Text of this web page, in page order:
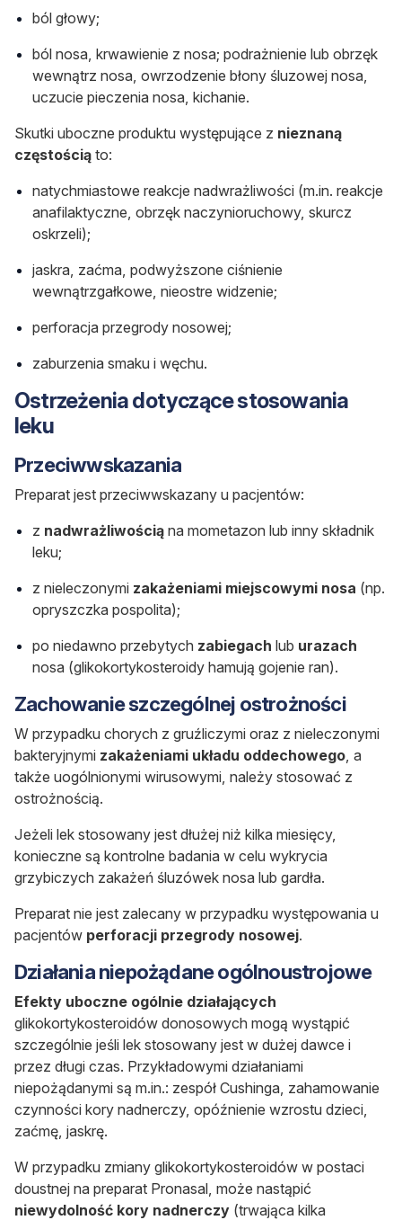
ból głowy;
ból nosa, krwawienie z nosa; podrażnienie lub obrzęk
wewnątrz nosa, owrzodzenie błony śluzowej nosa,
uczucie pieczenia nosa, kichanie.
Skutki uboczne produktu występujące z nieznaną
częstością to:
natychmiastowe reakcje nadwrażliwości (m.in. reakcje
anafilaktyczne, obrzęk naczynioruchowy, skurcz
oskrzeli);
jaskra, zaćma, podwyższone ciśnienie
wewnątrzgałkowe, nieostre widzenie;
perforacja przegrody nosowej;
zaburzenia smaku i węchu.
Ostrzeżenia dotyczące stosowania
leku
Przeciwwskazania
Preparat jest przeciwwskazany u pacjentów:
z nadwrażliwością na mometazon lub inny składnik
leku;
z nieleczonymi zakażeniami miejscowymi nosa (np.
opryszczka pospolita);
po niedawno przebytych zabiegach lub urazach
nosa (glikokortykosteroidy hamują gojenie ran).
Zachowanie szczególnej ostrożności
W przypadku chorych z gruźliczymi oraz z nieleczonymi
bakteryjnymi zakażeniami układu oddechowego , a
także uogólnionymi wirusowymi, należy stosować z
ostrożnością.
Jeżeli lek stosowany jest dłużej niż kilka miesięcy,
konieczne są kontrolne badania w celu wykrycia
grzybiczych zakażeń śluzówek nosa lub gardła.
Preparat nie jest zalecany w przypadku występowania u
pacjentów perforacji przegrody nosowej.
Działania niepożądane ogólnoustrojowe
Efekty uboczne ogólnie działających
glikokortykosteroidów donosowych mogą wystąpić
szczególnie jeśli lek stosowany jest w dużej dawce i
przez długi czas. Przykładowymi działaniami
niepożądanymi są m.in.: zespół Cushinga, zahamowanie
czynności kory nadnerczy, opóźnienie wzrostu dzieci,
zaćmę, jaskrę.
W przypadku zmiany glikokortykosteroidów w postaci
doustnej na preparat Pronasal, może nastąpić
niewydolność kory nadnerczy (trwająca kilka